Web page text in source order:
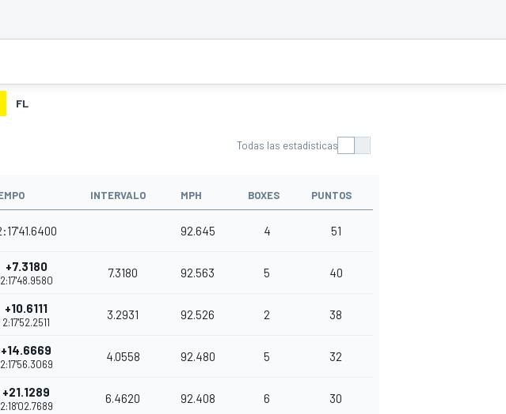
FL
Todas las estadísticas
INTERVALO MPH BOXES PUNTOS
92.645 4 51
+7.3180
2:17'48.9580
7.3180 92.563 5 40
+10.6111
2:17'52.2511
3.2931 92.526 2 38
+14.6669
2:17'56.3069
4.0558 92.480 5 32
+21.1289
2:18'02.7689
6.4620 92.408 6 30